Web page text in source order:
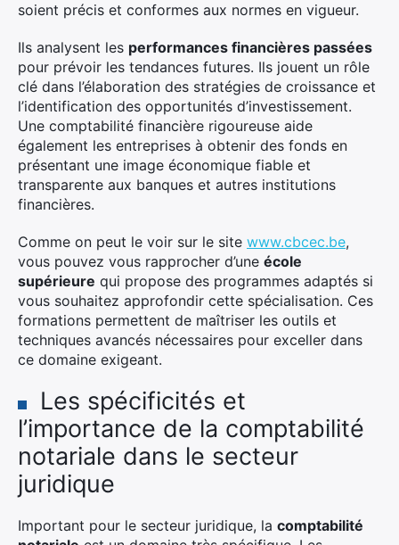
soient précis et conformes aux normes en vigueur.
Ils analysent les performances financières passées
pour prévoir les tendances futures. Ils jouent un rôle
clé dans l’élaboration des stratégies de croissance et
l’identification des opportunités d’investissement.
Une comptabilité financière rigoureuse aide
également les entreprises à obtenir des fonds en
présentant une image économique fiable et
transparente aux banques et autres institutions
financières.
Comme on peut le voir sur le site www.cbcec.be,
vous pouvez vous rapprocher d’une école
supérieure qui propose des programmes adaptés si
vous souhaitez approfondir cette spécialisation. Ces
formations permettent de maîtriser les outils et
techniques avancés nécessaires pour exceller dans
ce domaine exigeant.
Les spécificités et
l’importance de la comptabilité
notariale dans le secteur
juridique
Important pour le secteur juridique, la comptabilité